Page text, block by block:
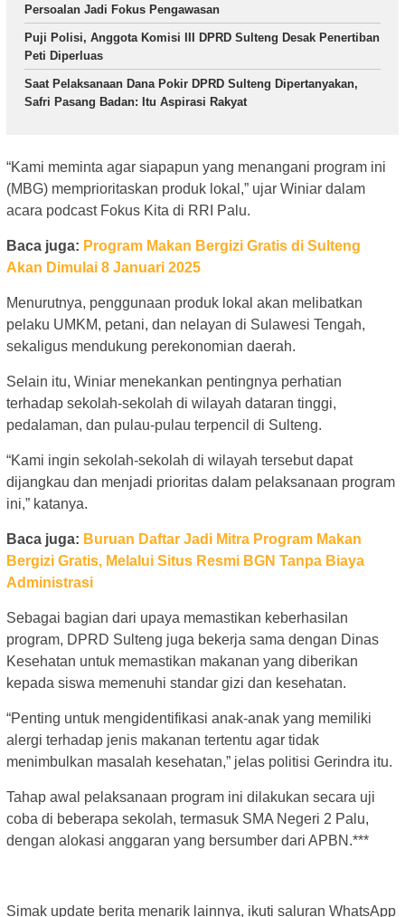
Persoalan Jadi Fokus Pengawasan
Puji Polisi, Anggota Komisi III DPRD Sulteng Desak Penertiban
Peti Diperluas
Saat Pelaksanaan Dana Pokir DPRD Sulteng Dipertanyakan,
Safri Pasang Badan: Itu Aspirasi Rakyat
“Kami meminta agar siapapun yang menangani program ini
(MBG) memprioritaskan produk lokal,” ujar Winiar dalam
acara podcast Fokus Kita di RRI Palu.
Baca juga: Program Makan Bergizi Gratis di Sulteng
Akan Dimulai 8 Januari 2025
Menurutnya, penggunaan produk lokal akan melibatkan
pelaku UMKM, petani, dan nelayan di Sulawesi Tengah,
sekaligus mendukung perekonomian daerah.
Selain itu, Winiar menekankan pentingnya perhatian
terhadap sekolah-sekolah di wilayah dataran tinggi,
pedalaman, dan pulau-pulau terpencil di Sulteng.
“Kami ingin sekolah-sekolah di wilayah tersebut dapat
dijangkau dan menjadi prioritas dalam pelaksanaan program
ini,” katanya.
Baca juga: Buruan Daftar Jadi Mitra Program Makan
Bergizi Gratis, Melalui Situs Resmi BGN Tanpa Biaya
Administrasi
Sebagai bagian dari upaya memastikan keberhasilan
program, DPRD Sulteng juga bekerja sama dengan Dinas
Kesehatan untuk memastikan makanan yang diberikan
kepada siswa memenuhi standar gizi dan kesehatan.
“Penting untuk mengidentifikasi anak-anak yang memiliki
alergi terhadap jenis makanan tertentu agar tidak
menimbulkan masalah kesehatan,” jelas politisi Gerindra itu.
Tahap awal pelaksanaan program ini dilakukan secara uji
coba di beberapa sekolah, termasuk SMA Negeri 2 Palu,
dengan alokasi anggaran yang bersumber dari APBN.***
Simak update berita menarik lainnya, ikuti saluran WhatsApp